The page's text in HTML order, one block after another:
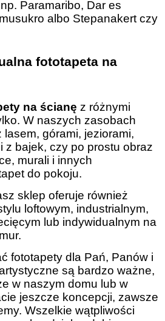
Paramaribo, Dar es
albo Stepanakert czy
fototapeta na
na ścianę z różnymi
W naszych zasobach
górami, jeziorami,
z bajek, czy po prostu obraz
murali i innych
do pokoju.
sklep oferuje również
loftowym, industrialnym,
lub indywidualnym na
fototapety dla Pań, Panów i
są bardzo ważne,
w naszym domu lub w
jeszcze koncepcji, zawsze
Wszelkie wątpliwości